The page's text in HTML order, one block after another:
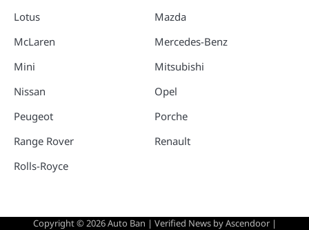
Lotus
McLaren
Mini
Nissan
Peugeot
Range Rover
Rolls-Royce
Mazda
Mercedes-Benz
Mitsubishi
Opel
Porche
Renault
Copyright © 2026Auto Ban | Verified News byAscendoor|